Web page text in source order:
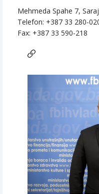
Mehmeda Spahe 7,
Telefon: +387 33 280-
Fax: +387 33 590-218